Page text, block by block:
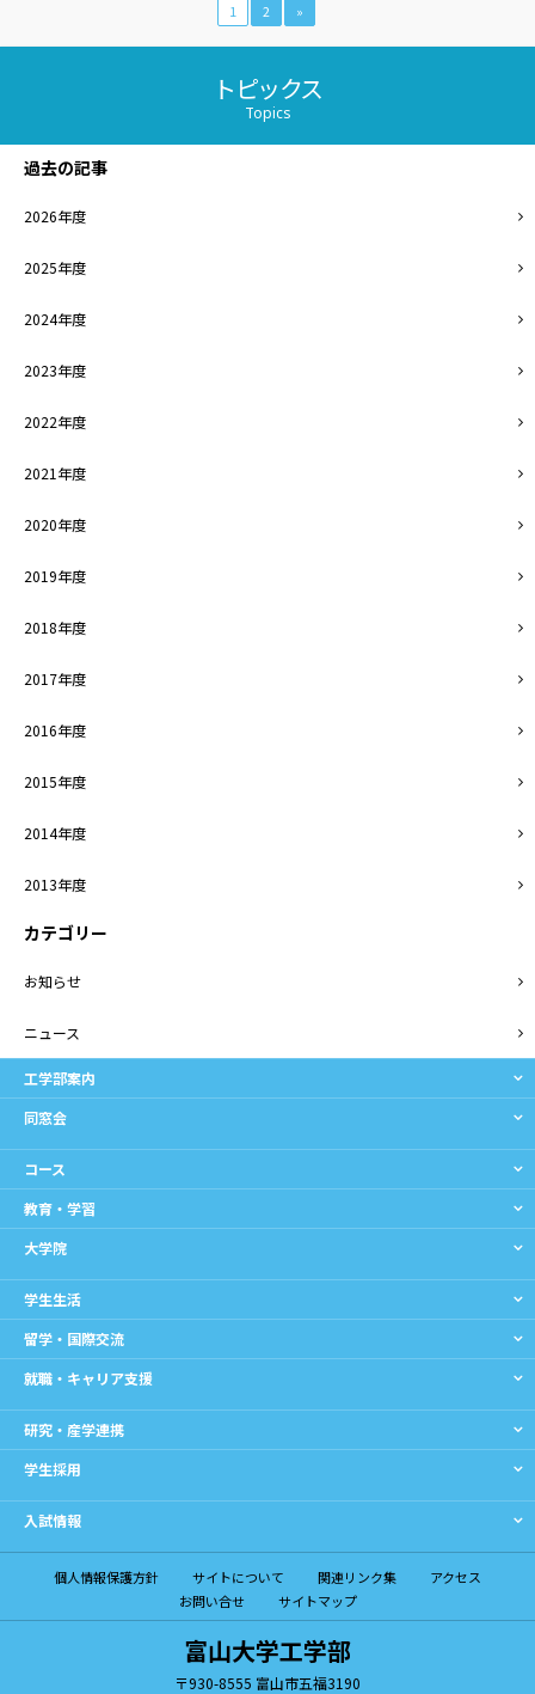
1 2 »
トピックス
Topics
過去の記事
2026年度
2025年度
2024年度
2023年度
2022年度
2021年度
2020年度
2019年度
2018年度
2017年度
2016年度
2015年度
2014年度
2013年度
カテゴリー
お知らせ
ニュース
工学部案内
同窓会
コース
教育・学習
大学院
学生生活
留学・国際交流
就職・キャリア支援
研究・産学連携
学生採用
入試情報
個人情報保護方針 サイトについて 関連リンク集
アクセス
お問い合せ
サイトマップ
富山大学工学部
〒930-8555 富山市五福3190